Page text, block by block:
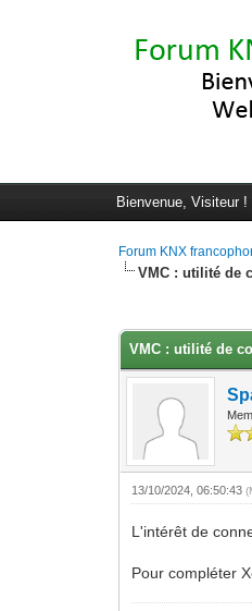
Bienvenue, Visiteur !
Forum KNX
VMC : utilité de
VMC : utilité de
13/10/2024, 06:50:43
L'intérêt de
Pour compléter